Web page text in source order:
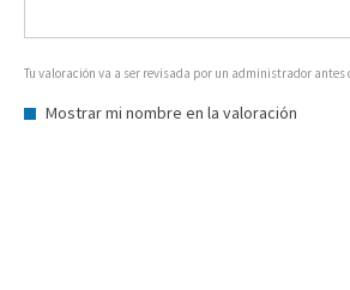
Tu valoración va a ser revisada por un administrador
Mostrar mi nombre en la valoración